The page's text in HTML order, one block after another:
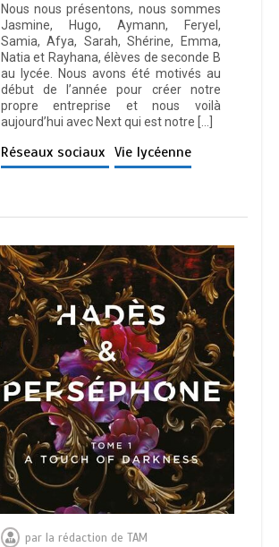
Nous nous présentons, nous sommes
Jasmine, Hugo, Aymann, Feryel,
Samia, Afya, Sarah, Shérine, Emma,
Natia et Rayhana, élèves de seconde B
au lycée. Nous avons été motivés au
début de l’année pour créer notre
propre entreprise et nous voilà
aujourd’hui avec Next qui est notre […]
Réseaux sociaux Vie lycéenne
par la rédaction de TAM